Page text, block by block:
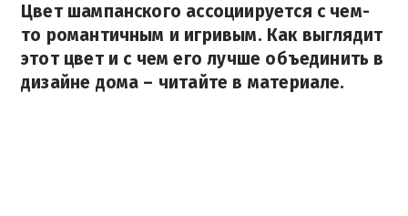
Цвет шампанского ассоциируется с чем-
то романтичным и игривым. Как выглядит
этот цвет и с чем его лучше объединить в
дизайне дома – читайте в материале.